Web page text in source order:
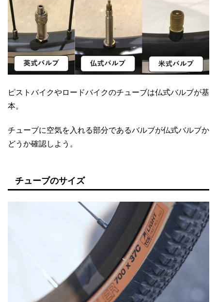
ピストバイクやロードバイクのチューブは仏式バルブが基
本。
チューブに空気を入れる部分であるバルブが仏式バルブか
どうか確認しよう。
チューブのサイズ